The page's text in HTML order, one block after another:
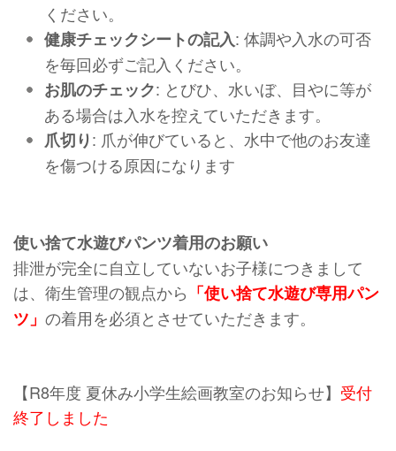
ください。
健康チェックシートの記入: 体調や入水の可否
を毎回必ずご記入ください。
お肌のチェック: とびひ、水いぼ、目やに等が
ある場合は入水を控えていただきます。
爪切り: 爪が伸びていると、水中で他のお友達
を傷つける原因になります
使い捨て水遊びパンツ着用のお願い
排泄が完全に自立していないお子様につきまして
は、衛生管理の観点から 「使い捨て水遊び専用パン
ツ」 の着用を必須とさせていただきます。
【R8年度 夏休み小学生絵画教室のお知らせ】 受付
終了しました